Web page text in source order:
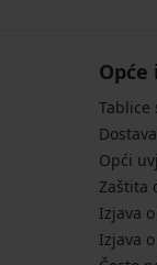
Tablice
Opći
Zaštita
Izjava
Izjava